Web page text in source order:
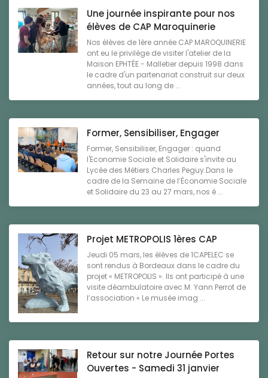
Une journée inspirante pour nos
élèves de CAP Maroquinerie
Nos élèves de 1ère année CAP MAROQUINERIE
ont eu le privilège de visiter l'atelier de la
Maison EPHTÉE - Malletier depuis 1998 dans
le cadre d'un partenariat construit sur deux
années, tout au long de ...
Former, Sensibiliser, Engager
Former, Sensibiliser, Engager : quand
l'Economie Sociale et Solidaire s'invite au
Lycée des Métiers Charles Peguy.Dans le
cadre de la Semaine de l’Économie Sociale
et Solidaire du 23 au 27 mars, nos é ...
Projet METROPOLIS 1ères CAP
Jeudi 05 mars, les élèves de 1CAPELEC se
sont rendus à Bordeaux dans le cadre du
projet « METROPOLIS ». Ils ont participé à une
visite déambulatoire avec M. Yann Perrot de
l’association « Le musée imag ...
Retour sur notre Journée Portes
Ouvertes - Samedi 31 janvier